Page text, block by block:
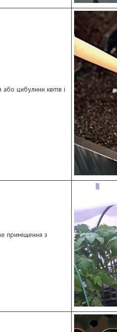
цибулини квітів і
приміщення з